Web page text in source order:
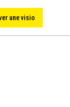
une visio